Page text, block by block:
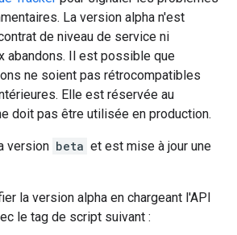
La version alpha n'est
de niveau de service ni
abandons. Il est possible que
ne soient pas rétrocompatibles
Elle est réservée au
doit pas être utilisée en production.
version beta et est mise à jour une
la version alpha en chargeant l'API
le tag de script suivant :